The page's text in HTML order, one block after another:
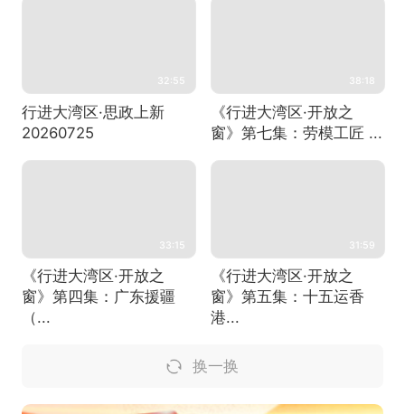
32:55
行进大湾区·思政上新
20260725
38:18
《行进大湾区·开放之
窗》第七集：劳模工匠 ...
33:15
《行进大湾区·开放之
窗》第四集：广东援疆
（...
31:59
《行进大湾区·开放之
窗》第五集：十五运香
港...
换一换